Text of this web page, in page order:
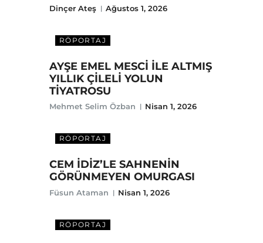
Dinçer Ateş Ağustos 1, 2026
RÖPORTAJ
AYŞE EMEL MESCİ İLE ALTMIŞ
YILLIK ÇİLELİ YOLUN
TİYATROSU
Mehmet Selim Özban Nisan 1, 2026
RÖPORTAJ
CEM İDİZ’LE SAHNENİN
GÖRÜNMEYEN OMURGASI
Füsun Ataman Nisan 1, 2026
RÖPORTAJ